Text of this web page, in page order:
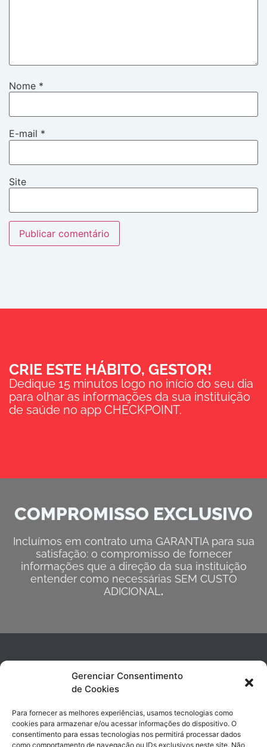
Gerenciar Consentimento
de Cookies
Para fornecer as melhores experiências, usamos tecnologias como
cookies para armazenar e/ou acessar informações do dispositivo. O
consentimento para essas tecnologias nos permitirá processar dados
como comportamento de navegação ou IDs exclusivos neste site. Não
Nome *
E-mail *
Site
CRIE ESTE HÁBITO, GESTOR!
Dedique 15 minutos logo no início do seu dia
para olhar as informações da sua instituição
de saúde no app CHECKPOINT.
COMPROMISSO EXCLUSIVO
Incluímos em contrato uma GARANTIA para sua
satisfação: o compromisso de fornecer
informações que a direção da sua instituição
entender como necessárias SEM CUSTO
ADICIONAL.
contato@sishosp.com.br